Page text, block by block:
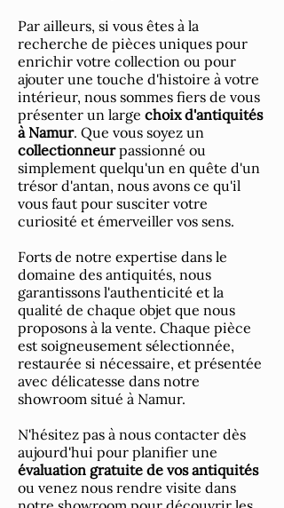
Par ailleurs, si vous êtes à la
recherche de pièces uniques pour
enrichir votre collection ou pour
ajouter une touche d'histoire à votre
intérieur, nous sommes fiers de vous
présenter un large choix d'antiquités
à Namur. Que vous soyez un
collectionneurpassionné ou
simplement quelqu'un en quête d'un
trésor d'antan, nous avons ce qu'il
vous faut pour susciter votre
curiosité et émerveiller vos sens.
Forts de notre expertise dans le
domaine des antiquités, nous
garantissons l'authenticité et la
qualité de chaque objet que nous
proposons à la vente. Chaque pièce
est soigneusement sélectionnée,
restaurée si nécessaire, et présentée
avec délicatesse dans notre
showroom situé à Namur.
N'hésitez pas à nous contacter dès
aujourd'hui pour planifier une
évaluation gratuite de vos antiquités
ou venez nous rendre visite dans